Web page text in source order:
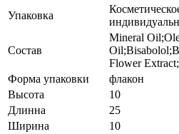
Упаковка
Состав
Mineral
Flower
Форма упаковки
флакон
Высота
10
Длинна
25
Ширина
10